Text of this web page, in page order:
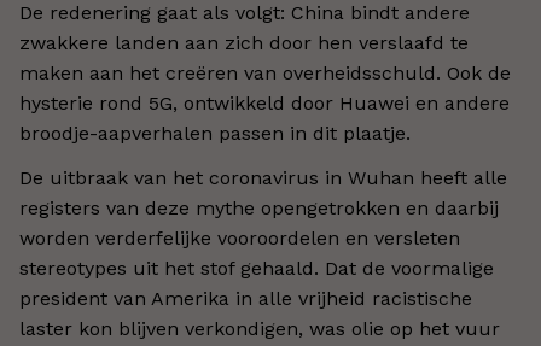
De redenering gaat als volgt: China bindt andere
zwakkere landen aan zich door hen verslaafd te
maken aan het creëren van overheidsschuld. Ook de
hysterie rond 5G, ontwikkeld door Huawei en andere
broodje-aapverhalen passen in dit plaatje.
De uitbraak van het coronavirus in Wuhan heeft alle
registers van deze mythe opengetrokken en daarbij
worden verderfelijke vooroordelen en versleten
stereotypes uit het stof gehaald. Dat de voormalige
president van Amerika in alle vrijheid racistische
laster kon blijven verkondigen, was olie op het vuur